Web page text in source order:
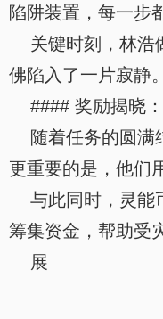
陷阱装置，每一步
关键时刻，林浩
佛陷入了一片寂静
#### 奖励揭晓
随着任务的圆满
更重要的是，他们
与此同时，灵能
筹集资金，帮助受
展